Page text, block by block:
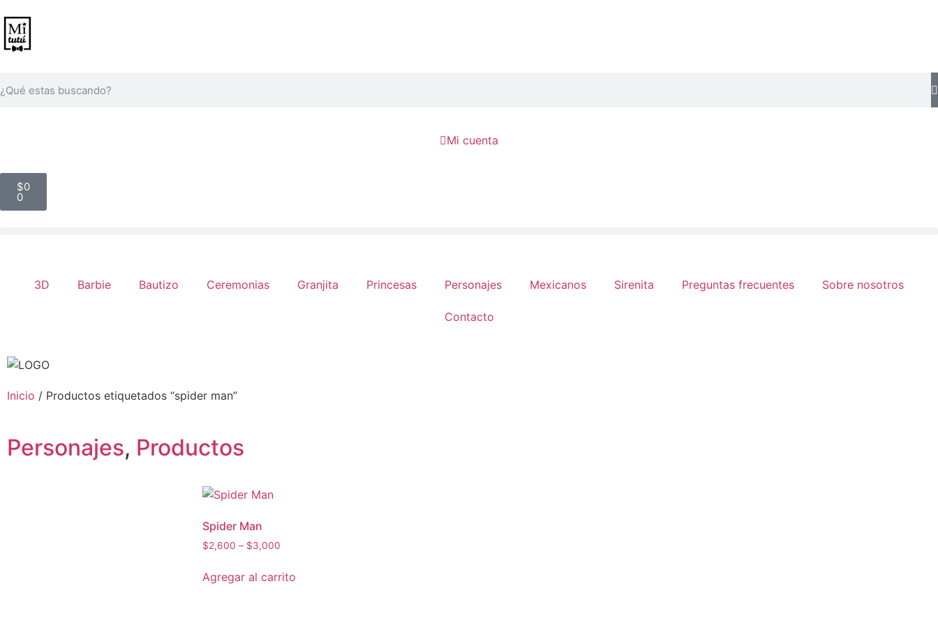
Mi cuenta
$0
0
3D Barbie Bautizo Ceremonias Granjita Princesas Personajes Mexicanos Sirenita Preguntas frecuentes Sobre nosotros
Contacto
Inicio / Productos etiquetados “spider man”
Personajes, Productos
Spider Man
$2,600 – $3,000
Agregar al carrito